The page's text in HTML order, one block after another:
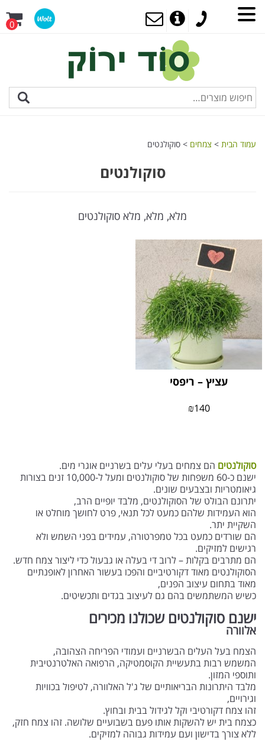
0
עמוד הבית > צמחים > סוקולנטים
סוקולנטים
מלא, מלא, מלא סוקולנטים
עציץ – ריפסי
₪140
סוקולנטים הם צמחים בעלי עלים בשרניים אוגרי מים.
ישנם כ-60 משפחות של סוקולנטים ומעל ל-10,000 זנים בצורות
גיאומטריות ובצבעים שונים.
יתרונם הבולט של הסוקולנטים, מלבד יופיים הרב,
הוא העמידות שלהם כמעט לכל תנאי, פרט לחושך מוחלט או
השקיית יתר.
הם שורדים כמעט בכל טמפרטורה, עמידים בפני השמש ולא
רגישים למזיקים.
הם מתרבים בקלות – לרוב די בעלה או גבעול כדי ליצור צמח חדש.
הסוקולנטים מאוד דקורטיביים והפכו בעשור האחרון לאופנתיים
מאוד בתחום עיצוב הפנים,
כשיש המשתמשים בהם גם לעיצוב בגדים ותכשיטים.
ישנם סוקולנטים שכולנו מכירים
אלוורה
הצמח בעל העלים הבשרניים ועמודי הפריחה הצהובה,
המשמש רבות בתעשיית הקוסמטיקה, הרפואה האלטרנטיבית
ותוספי המזון.
מלבד היתרונות הבריאותיים של ג'ל האלוורה, לטיפול בכוויות
וגירויים,
זהו צמח דקורטיבי וקל לגידול בבית ובחוץ.
כצמח בית יש להשקות אותו פעם בשבועיים שלושה. זהו צמח חזק,
ללא צורך בדישון ועם עמידות גבוהה למזיקים.